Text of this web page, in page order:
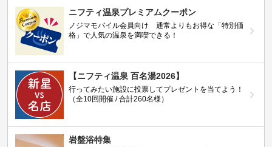
ニフティ温泉プレミアムクーポン
ノジマモバイル会員向け 通常よりもお得な「特別価
格」で人気の温泉を満喫できる！
【ニフティ温泉 百名湯2026】
行ってみたい施設に投票してプレゼントを当てよう！
（全10回開催 / 合計260名様）
岩盤浴特集